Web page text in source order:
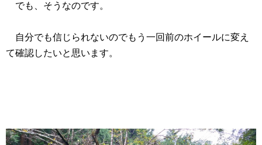
でも、そうなのです。
自分でも信じられないのでもう一回前のホイールに変え
て確認したいと思います。